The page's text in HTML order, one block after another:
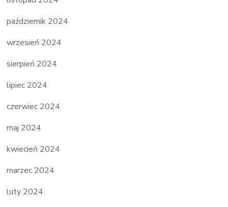
październik 2024
wrzesień 2024
sierpień 2024
lipiec 2024
czerwiec 2024
maj 2024
kwiecień 2024
marzec 2024
luty 2024